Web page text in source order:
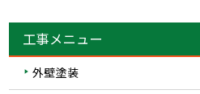
工事メニュー
外壁塗装